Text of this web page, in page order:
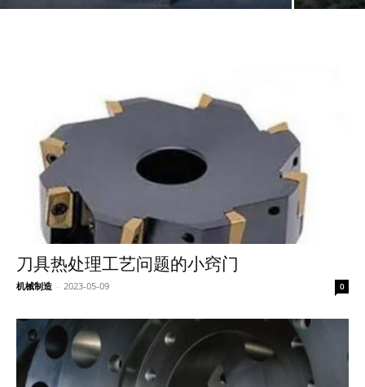
刀具热处理工艺问题的小窍门
机械制造 - 2023-05-09 0